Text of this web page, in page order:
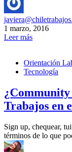
1 marzo, 2016
Leer más
Orientación
Tecnología
¿Community
Trabajos en
Sign up, chequear,
términos de lo que